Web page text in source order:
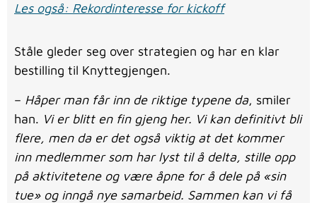
Les også: Rekordinteresse for kickoff
Ståle gleder seg over strategien og har en klar
bestilling til Knyttegjengen.
– Håper man får inn de riktige typene da, smiler
han. Vi er blitt en fin gjeng her. Vi kan definitivt bli
flere, men da er det også viktig at det kommer
inn medlemmer som har lyst til å delta, stille opp
på aktivitetene og være åpne for å dele på «sin
tue» og inngå nye samarbeid. Sammen kan vi få